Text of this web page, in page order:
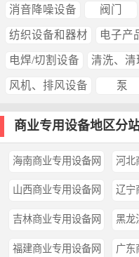
消音降噪设备 阀门
纺织设备和器材 电子产
电焊/切割设备 清洗、清
风机、排风设备 泵
商业专用设备地区分
海南商业专用设备网 河北
山西商业专用设备网 辽宁
吉林商业专用设备网 黑龙
福建商业专用设备网 广东